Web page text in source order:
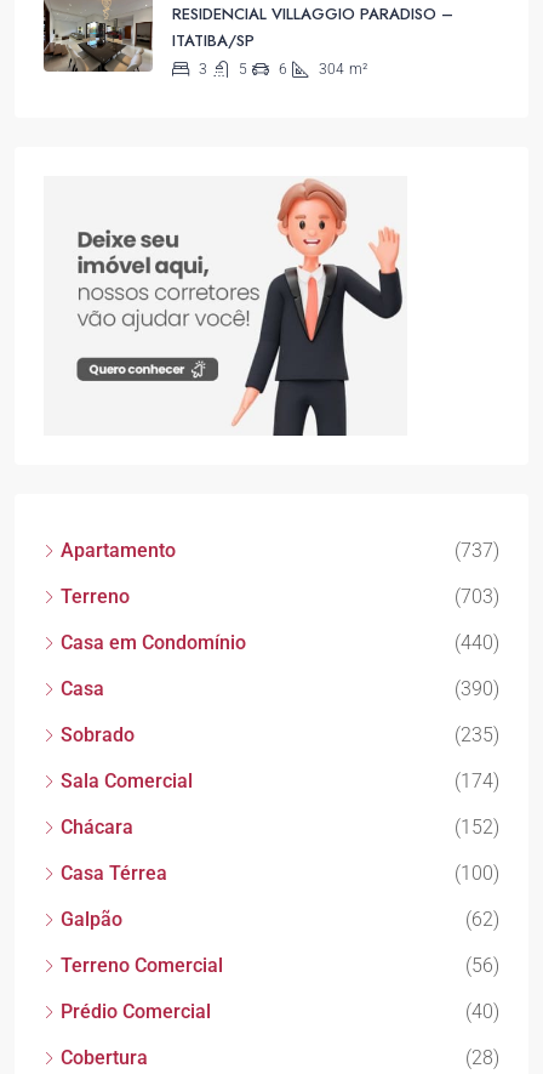
RESIDENCIAL VILLAGGIO PARADISO –
ITATIBA/SP
3 5 6 304 m²
Apartamento
(737)
Terreno
(703)
Casa em Condomínio
(440)
Casa
(390)
Sobrado
(235)
Sala Comercial
(174)
Chácara
(152)
Casa Térrea
(100)
Galpão
(62)
Terreno Comercial
(56)
Prédio Comercial
(40)
Cobertura
(28)